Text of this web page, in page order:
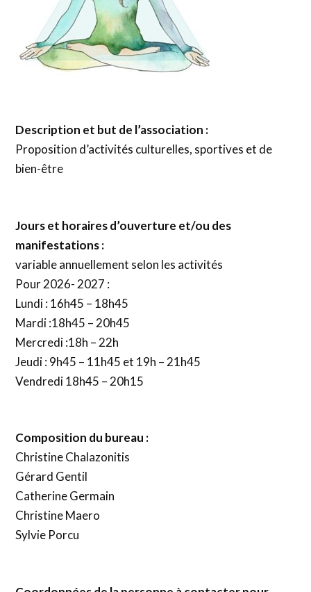
Description et but de l’association :
Proposition d’activités culturelles, sportives et de
bien-être
Jours et horaires d’ouverture et/ou des
manifestations :
variable annuellement selon les activités
Pour 2026- 2027 :
Lundi : 16h45 – 18h45
Mardi :18h45 – 20h45
Mercredi :18h – 22h
Jeudi : 9h45 – 11h45 et 19h – 21h45
Vendredi 18h45 – 20h15
Composition du bureau :
Christine Chalazonitis
Gérard Gentil
Catherine Germain
Christine Maero
Sylvie Porcu